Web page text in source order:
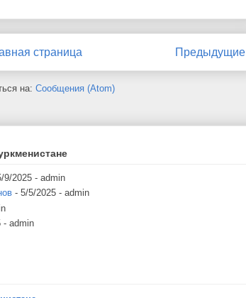
Предыдущие
страница
на: Сообщения (Atom)
9/2025 - admin
- 5/5/2025 - admin
- admin